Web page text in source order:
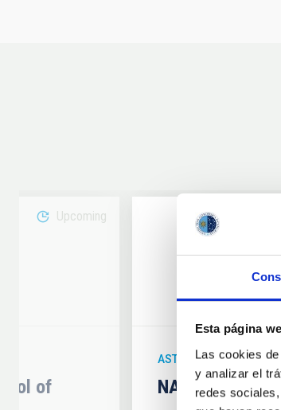
Esta página
Las cookies
y analizar el
redes
Upcoming
of
ASTRONOMICAL EVENT
NATE en